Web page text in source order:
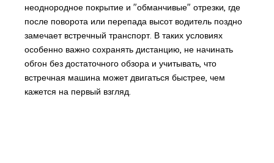
неоднородное покрытие и "обманчивые" отрезки, где
после поворота или перепада высот водитель поздно
замечает встречный транспорт. В таких условиях
особенно важно сохранять дистанцию, не начинать
обгон без достаточного обзора и учитывать, что
встречная машина может двигаться быстрее, чем
кажется на первый взгляд.